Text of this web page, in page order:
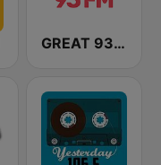
GREAT 93 | ONLINE